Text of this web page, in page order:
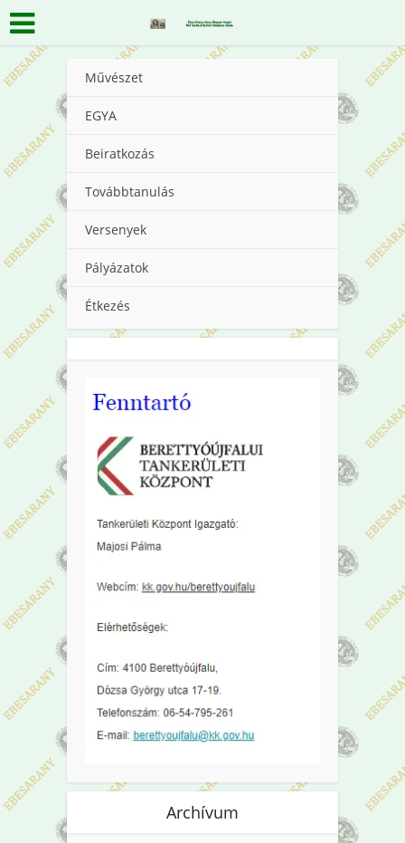
Művészet
EGYA
Beiratkozás
Továbbtanulás
Versenyek
Pályázatok
Étkezés
Archívum